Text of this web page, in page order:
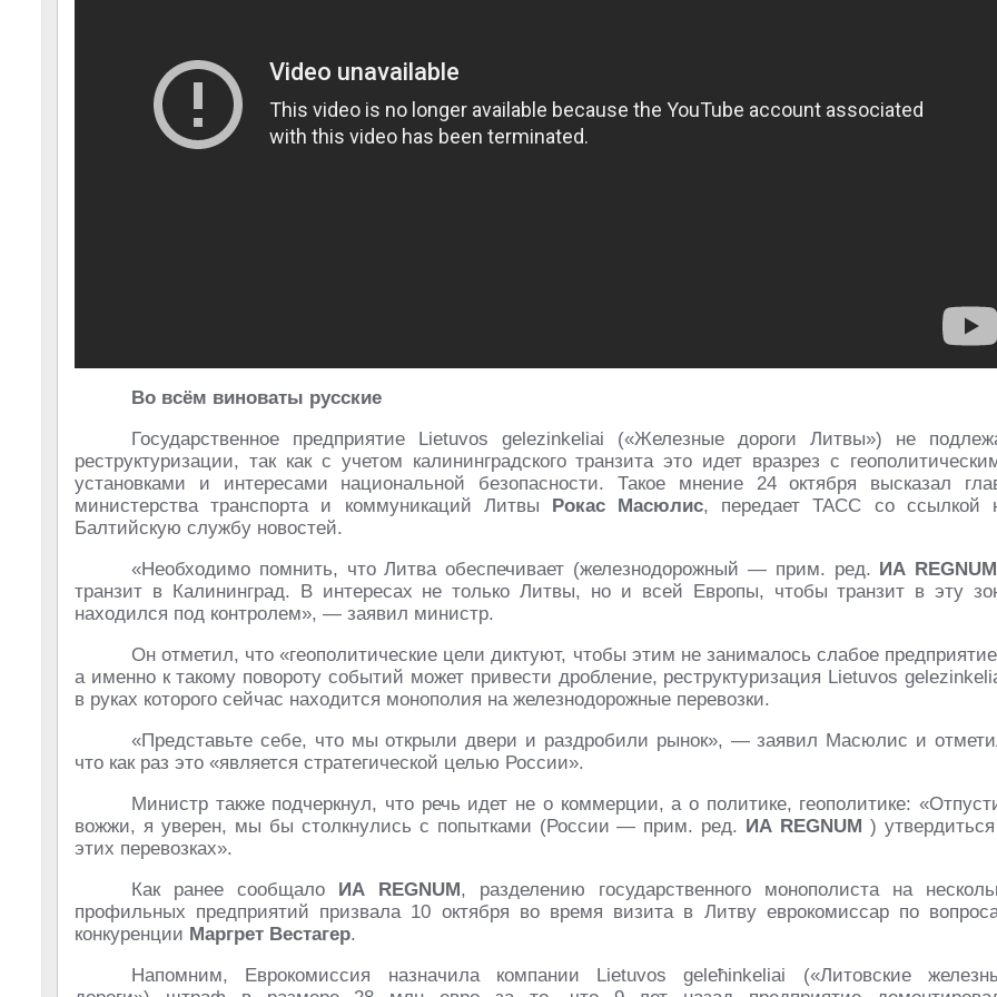
Во всём виноваты русские
Государственное предприятие Lietuvos gelezinkeliai («Железные дороги Литвы») не
реструктуризации, так как с учетом калининградского транзита это идет вразрез с
установками и интересами национальной безопасности. Такое мнение 24 октября высказал
министерства транспорта и коммуникаций Литвы Рокас Масюлис, передает ТАСС со ссылкой
Балтийскую службу новостей.
«Необходимо помнить, что Литва обеспечивает (железнодорожный — прим. ред. ИА REGNUM
транзит в Калининград. В интересах не только Литвы, но и всей Европы, чтобы транзит в эту
находился под контролем», — заявил министр.
Он отметил, что «геополитические цели диктуют, чтобы этим не занималось слабое
а именно к такому повороту событий может привести дробление, реструктуризация Lietuvos
в руках которого сейчас находится монополия на железнодорожные перевозки.
«Представьте себе, что мы открыли двери и раздробили рынок», — заявил Масюлис и
что как раз это «является стратегической целью России».
Министр также подчеркнул, что речь идет не о коммерции, а о политике, геополитике:
вожжи, я уверен, мы бы столкнулись с попытками (России — прим. ред. ИА REGNUM )
этих перевозках».
Как ранее сообщало ИА REGNUM, разделению государственного монополиста на
профильных предприятий призвала 10 октября во время визита в Литву еврокомиссар по
конкуренции Маргрет Вестагер.
Напомним, Еврокомиссия назначила компании Lietuvos geleћinkeliai («Литовские